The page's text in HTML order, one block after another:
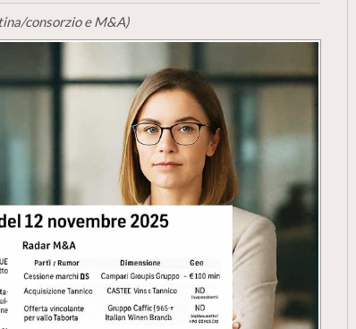
consorzio e M&A)